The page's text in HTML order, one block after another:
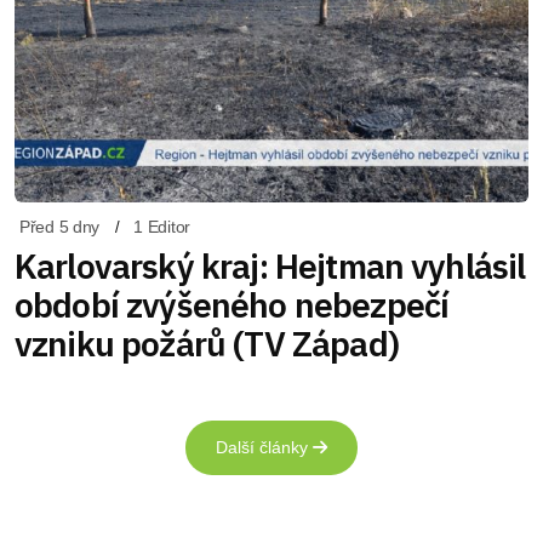
Před 5 dny 1 Editor
Karlovarský kraj: Hejtman vyhlásil
období zvýšeného nebezpečí
vzniku požárů (TV Západ)
Další články